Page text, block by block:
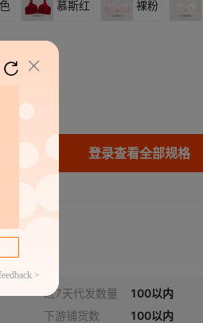
慕斯红 裸粉
登录查看全部规格
近7天代发数量 100以内
下游铺货数 100以内